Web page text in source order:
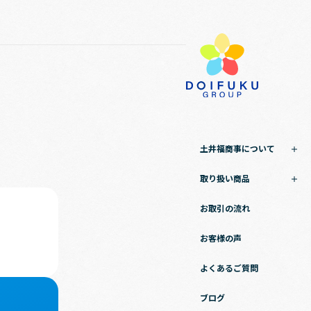
土井福商事について
取り扱い商品
お取引の流れ
お客様の声
よくあるご質問
ブログ